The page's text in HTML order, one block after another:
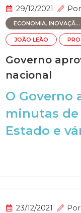
29/12/2021 Por
ECONOMIA, INOVAÇÃ...
JOÃO LEÃO
Governo
nacional
O Governo
minutas
Estado e
23/12/2021 Por